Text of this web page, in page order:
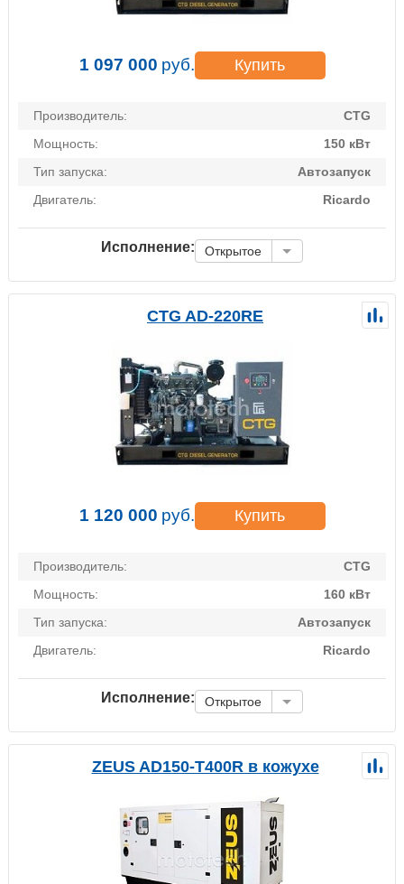
1 097 000 руб. Купить
Производитель:
CTG
Мощность:
150 кВт
Тип запуска:
Автозапуск
Двигатель:
Ricardo
Исполнение: Открытое
CTG AD-220RE
1 120 000 руб. Купить
Производитель:
CTG
Мощность:
160 кВт
Тип запуска:
Автозапуск
Двигатель:
Ricardo
Исполнение: Открытое
ZEUS AD150-T400R в кожухе